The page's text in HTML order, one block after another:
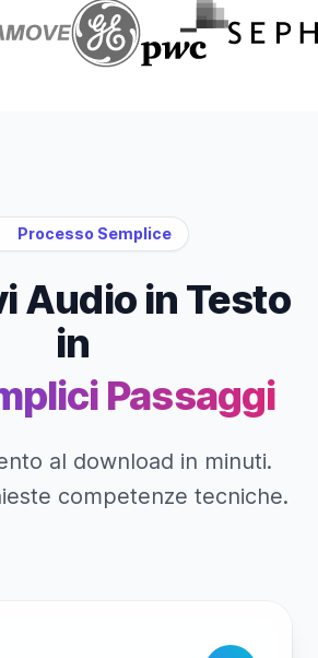
Processo Semplice
Audio in Testo
in
Passaggi
al download in minuti.
competenze tecniche.